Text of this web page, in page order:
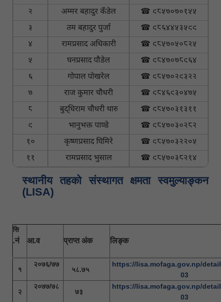
२
अम्मर बहादुर कँडेल
☎ ९८५७०७०१५५
३
तम बहादुर पुर्जा
☎ ९८६४४५३५९९
४
रामप्रसाद अधिकारी
☎ ९८५७०५०८२५
५
घनप्रसाद पौडेल
☎ ९८४७०७८९६४
६
गोपाल पोखरेल
☎ ९८५७०२९३२२
७
राज कुमार चौधरी
☎ ९८४६९३०४७५
८
बुद्धिराम चौधरी थारु
☎ ९८५७०३१३११
९
भानुभक्त पाण्डे
☎ ९८५७०३०२८२
१०
कृष्णप्रसाद घिमिरे
☎ ९८५७०३२२०५
११
रामप्रसाद भुसाल ☎ ९८५७०३८२१४
स्थानीय तहकाे संस्थागत क्षमता स्वमुल्याङ्कन
(LISA)
सि
.नं आ.व प्राप्त अंक लिङ्क
१
२०७६/७७
५८.७५
https://lisa.mofaga.gov.np/
03
२
२०७७/७८
७३
https://lisa.mofaga.gov.np/
03